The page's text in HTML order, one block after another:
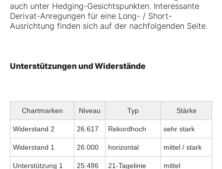
auch unter Hedging-Gesichtspunkten. Interessante
Derivat-Anregungen für eine Long- / Short-
Ausrichtung finden sich auf der nachfolgenden Seite.
Unterstützungen und Widerstände
Chartmarken Niveau Typ Stärke
Widerstand 2 26.617 Rekordhoch sehr stark
Widerstand 1 26.000 horizontal mittel / stark
Unterstützung 1 25.486 21-Tagelinie mittel